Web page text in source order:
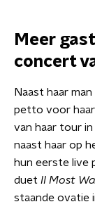
Meer
concert
Naast haar
petto voor haar
van haar tour in
naast haar op
hun eerste live
duet II Most
staande ovatie